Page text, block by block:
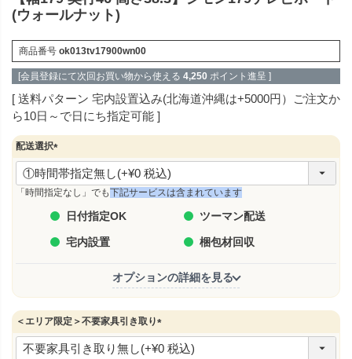
(ウォールナット)
商品番号 ok013tv17900wn00
[会員登録にて次回お買い物から使える 4,250 ポイント進呈 ]
送料パターン 宅内設置込み(北海道沖縄は+5000円）ご注文か
ら10日～で日にち指定可能
配送選択
(
必
須
「時間指定なし」でも下記サービスは含まれています
日付指定OK ツーマン配送
宅内設置 梱包材回収
オプションの詳細を見る
＜エリア限定＞不要家具引き取り
(
必